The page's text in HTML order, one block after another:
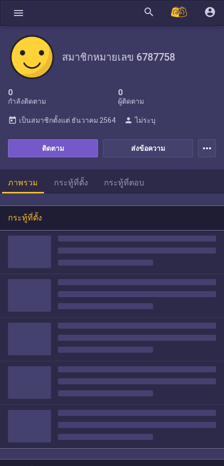
menu search account_circle
สมาชิกหมายเลข 6787758
0
กำลังติดตาม
0
ผู้ติดตาม
ส่งข้อความ
ติดตาม
today เป็นสมาชิกตั้งแต่ ธันวาคม 2564 person ไม่ระบุ
more_horiz
ภาพรวม กระทู้ที่ตั้ง กระทู้ที่ตอบ
กระทู้ที่ตั้ง